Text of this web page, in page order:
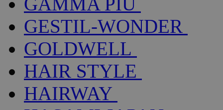
GESTIL-WONDER
GOLDWELL
HAIR STYLE
HAIRWAY